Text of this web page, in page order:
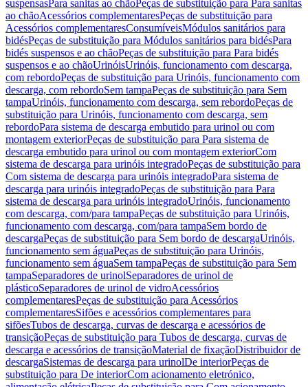
suspensasPara sanitas ao chãoPeças de substituição para Para sanitas
ao chãoAcessórios complementaresPeças de substituição para
Acessórios complementaresConsumíveisMódulos sanitários para
bidésPeças de substituição para Módulos sanitários para bidésPara
bidés suspensos e ao chãoPeças de substituição para Para bidés
suspensos e ao chãoUrinóisUrinóis, funcionamento com descarga,
com rebordoPeças de substituição para Urinóis, funcionamento com
descarga, com rebordoSem tampaPeças de substituição para Sem
tampaUrinóis, funcionamento com descarga, sem rebordoPeças de
substituição para Urinóis, funcionamento com descarga, sem
rebordoPara sistema de descarga embutido para urinol ou com
montagem exteriorPeças de substituição para Para sistema de
descarga embutido para urinol ou com montagem exteriorCom
sistema de descarga para urinóis integradoPeças de substituição para
Com sistema de descarga para urinóis integradoPara sistema de
descarga para urinóis integradoPeças de substituição para Para
sistema de descarga para urinóis integradoUrinóis, funcionamento
com descarga, com/para tampaPeças de substituição para Urinóis,
funcionamento com descarga, com/para tampaSem bordo de
descargaPeças de substituição para Sem bordo de descargaUrinóis,
funcionamento sem águaPeças de substituição para Urinóis,
funcionamento sem águaSem tampaPeças de substituição para Sem
tampaSeparadores de urinolSeparadores de urinol de
plásticoSeparadores de urinol de vidroAcessórios
complementaresPeças de substituição para Acessórios
complementaresSifões e acessórios complementares para
sifõesTubos de descarga, curvas de descarga e acessórios de
transiçãoPeças de substituição para Tubos de descarga, curvas de
descarga e acessórios de transiçãoMaterial de fixaçãoDistribuidor de
descargaSistemas de descarga para urinolDe interiorPeças de
substituição para De interiorCom acionamento eletrónico,